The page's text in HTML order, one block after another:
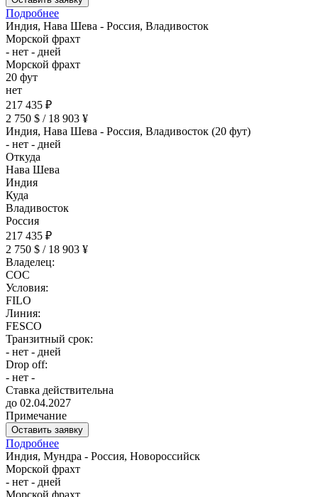
Подробнее
Индия, Нава Шева - Россия, Владивосток
Морской фрахт
- нет - дней
Морской фрахт
20 фут
нет
217 435 ₽
2 750 $ / 18 903 ¥
Индия, Нава Шева - Россия, Владивосток (20 фут)
- нет - дней
Откуда
Нава Шева
Индия
Куда
Владивосток
Россия
217 435 ₽
2 750 $ / 18 903 ¥
Владелец:
COC
Условия:
FILO
Линия:
FESCO
Транзитный срок:
- нет - дней
Drop off:
- нет -
Ставка действительна
до 02.04.2027
Примечание
Оставить заявку
Подробнее
Индия, Мундра - Россия, Новороссийск
Морской фрахт
- нет - дней
Морской фрахт